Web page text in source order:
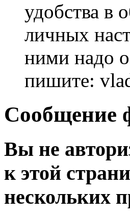
удобства в
личных
ними надо
пишите:
Сообщение
Вы не
к этой
нескольких